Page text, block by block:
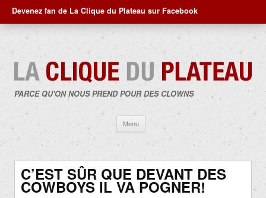
Devenez fan de La Clique du Plateau sur Facebook
PARCE QU'ON NOUS PREND POUR DES CLOWNS
Menu
contenu
C’EST SÛR QUE DEVANT DES
COWBOYS IL VA POGNER!